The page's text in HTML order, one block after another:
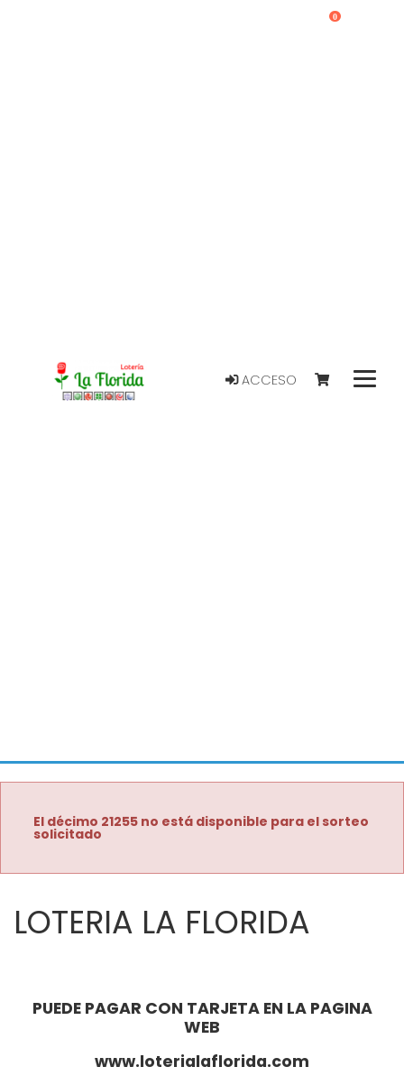
ACCESO
0
El décimo 21255 no está disponible para el sorteo
solicitado
LOTERIA LA FLORIDA
PUEDE PAGAR CON TARJETA EN LA PAGINA
WEB
www.loterialaflorida.com